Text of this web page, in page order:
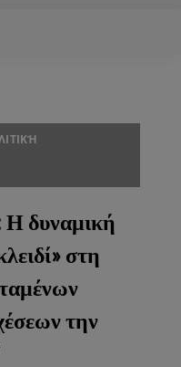
δυναμική
στη
την